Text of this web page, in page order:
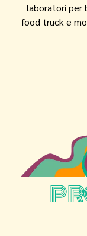
laboratori per
food truck e